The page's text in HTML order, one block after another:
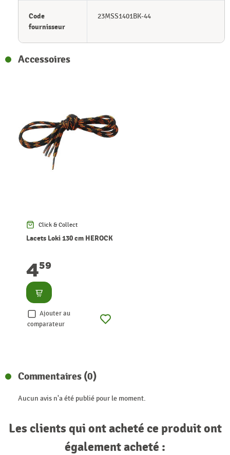
Code
fournisseur
23MSS1401BK-44
Accessoires
Click & Collect
Lacets Loki 130 cm HEROCK
459
Consulter
Ajouter au
comparateur
Commentaires (0)
Aucun avis n'a été publié pour le moment.
Les clients qui ont acheté ce produit ont
également acheté :